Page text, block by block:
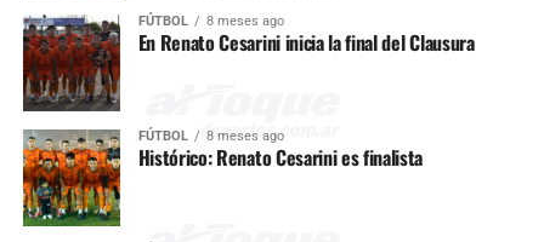
FÚTBOL 8 meses ago
En Renato Cesarini inicia la final del Clausura
FÚTBOL 8 meses ago
Histórico: Renato Cesarini es finalista